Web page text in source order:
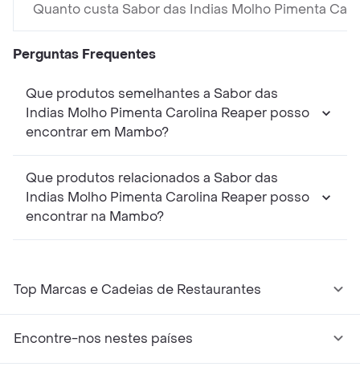
Quanto custa Sabor das Indias Molho Pimenta
Perguntas Frequentes
Que produtos semelhantes a Sabor das
Indias Molho Pimenta Carolina Reaper posso
encontrar em Mambo?
Que produtos relacionados a Sabor das
Indias Molho Pimenta Carolina Reaper posso
encontrar na Mambo?
Top Marcas e Cadeias de Restaurantes
Encontre-nos nestes países